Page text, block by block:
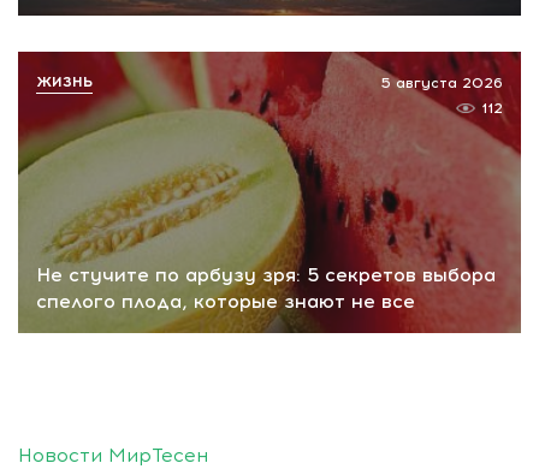
Не стучите по арбузу зря: 5 секретов выбора
спелого плода, которые знают не все
5 августа 2026
112
ЖИЗНЬ
Новости МирТесен